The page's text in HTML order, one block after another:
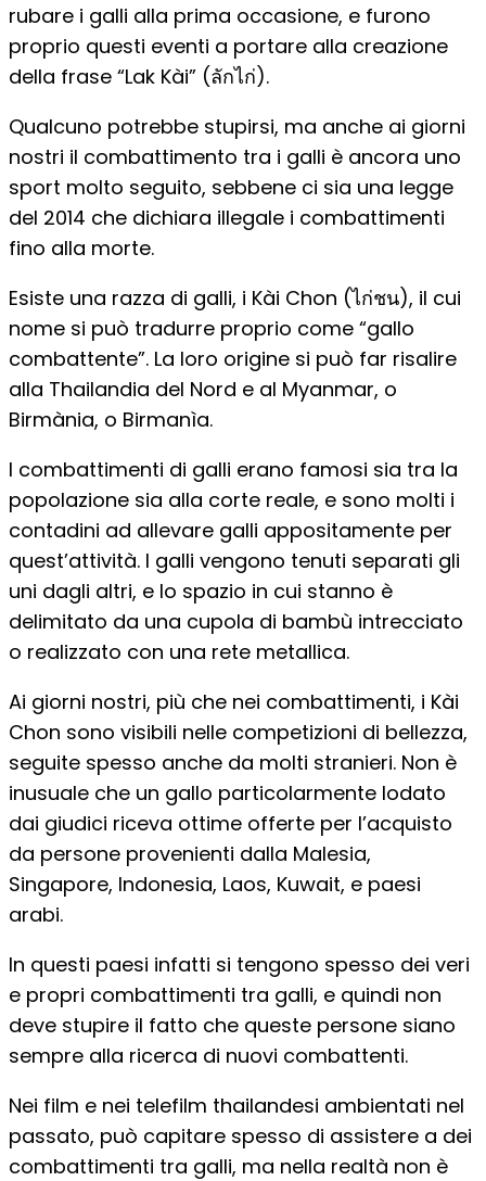
rubare i galli alla prima occasione, e furono
proprio questi eventi a portare alla creazione
della frase “Lak Kài” (ลักไก่).
Qualcuno potrebbe stupirsi, ma anche ai giorni
nostri il combattimento tra i galli è ancora uno
sport molto seguito, sebbene ci sia una legge
del 2014 che dichiara illegale i combattimenti
fino alla morte.
Esiste una razza di galli, i Kài Chon (ไก่ชน), il cui
nome si può tradurre proprio come “gallo
combattente”. La loro origine si può far risalire
alla Thailandia del Nord e al Myanmar, o
Birmània, o Birmanìa.
I combattimenti di galli erano famosi sia tra la
popolazione sia alla corte reale, e sono molti i
contadini ad allevare galli appositamente per
quest’attività. I galli vengono tenuti separati gli
uni dagli altri, e lo spazio in cui stanno è
delimitato da una cupola di bambù intrecciato
o realizzato con una rete metallica.
Ai giorni nostri, più che nei combattimenti, i Kài
Chon sono visibili nelle competizioni di bellezza,
seguite spesso anche da molti stranieri. Non è
inusuale che un gallo particolarmente lodato
dai giudici riceva ottime offerte per l’acquisto
da persone provenienti dalla Malesia,
Singapore, Indonesia, Laos, Kuwait, e paesi
arabi.
In questi paesi infatti si tengono spesso dei veri
e propri combattimenti tra galli, e quindi non
deve stupire il fatto che queste persone siano
sempre alla ricerca di nuovi combattenti.
Nei film e nei telefilm thailandesi ambientati nel
passato, può capitare spesso di assistere a dei
combattimenti tra galli, ma nella realtà non è